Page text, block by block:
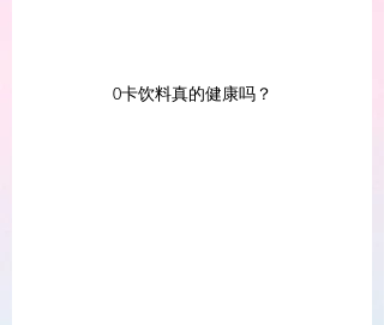
0卡饮料真的健康吗？